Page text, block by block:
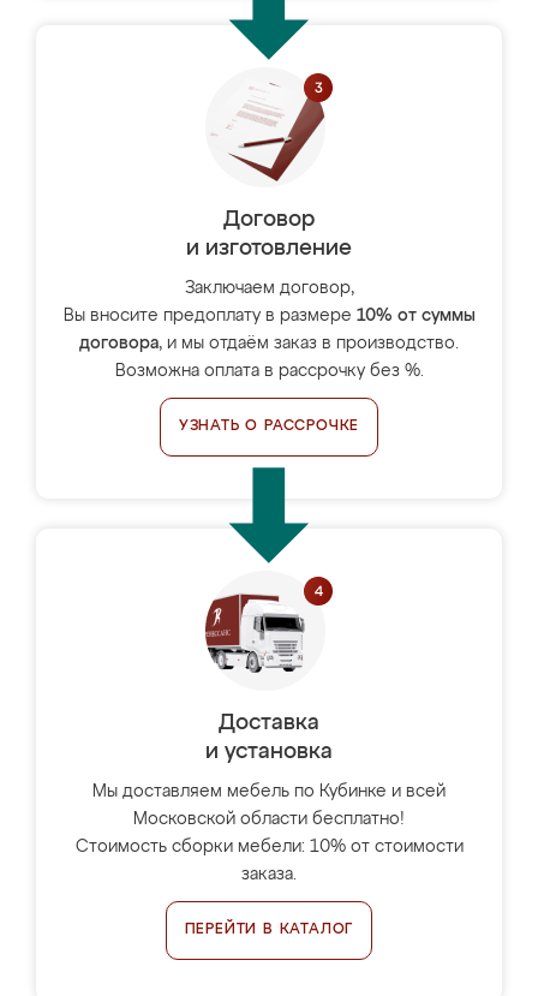
Договор
и изготовление
Заключаем договор,
Вы вносите предоплату в размере 10% от суммы
договора, и мы отдаём заказ в производство.
Возможна оплата в рассрочку без %.
УЗНАТЬ О РАССРОЧКЕ
Доставка
и установка
Мы доставляем мебель по Кубинке и всей
Московской области бесплатно!
Стоимость сборки мебели: 10% от стоимости
заказа.
ПЕРЕЙТИ В КАТАЛОГ